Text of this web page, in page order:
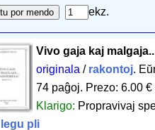
ekz.
Vivo gaja kaj
originala / rakontoj.
74 paĝoj. Prezo: 6.00 €
Klarigo: Propravivaj
legu pli